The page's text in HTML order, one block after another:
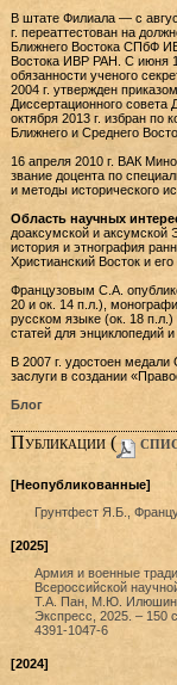
В штате Филиала — с
г. переаттестован на
Ближнего Востока СПбФ
Востока ИВР РАН. С июня
обязанности ученого
2004 г. утвержден
Диссертационного
октября 2013 г. избран по
Ближнего и Среднего
16 апреля 2010 г. ВАК
звание доцента по
и методы исторического
Область научных
доаксумской и аксумской
история и этнография
Христианский Восток и его
Французовым С.А.
20 и ок. 14 п.л.),
русском языке (ок. 18 п.л.)
статей для энциклопедий
В 2007 г. удостоен медали
заслуги в создании
Блог
Публикации (
[Неопубликованные]
Грунтфест Я.Б.,
[2025]
Армия и военные
Всероссийской
Т.А. Пан, М.Ю.
Экспресс, 2025. – 150
4391-1047-6
[2024]